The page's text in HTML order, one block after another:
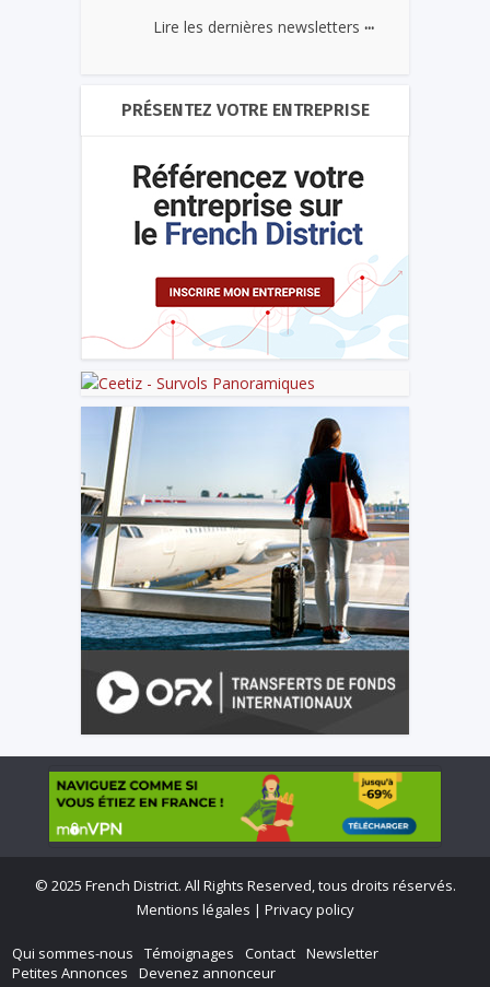
Lire les dernières newsletters ...
PRÉSENTEZ VOTRE ENTREPRISE
© 2025 French District. All Rights Reserved, tous droits réservés.
Mentions légales | Privacy policy
Qui sommes-nous Témoignages Contact Newsletter
Petites Annonces
Devenez annonceur